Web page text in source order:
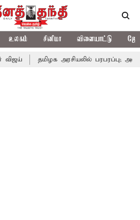
உலகம் சினிமா விளையாட்டு
தமிழக அரசியலில் பரபரப்பு; அமைச்சர்